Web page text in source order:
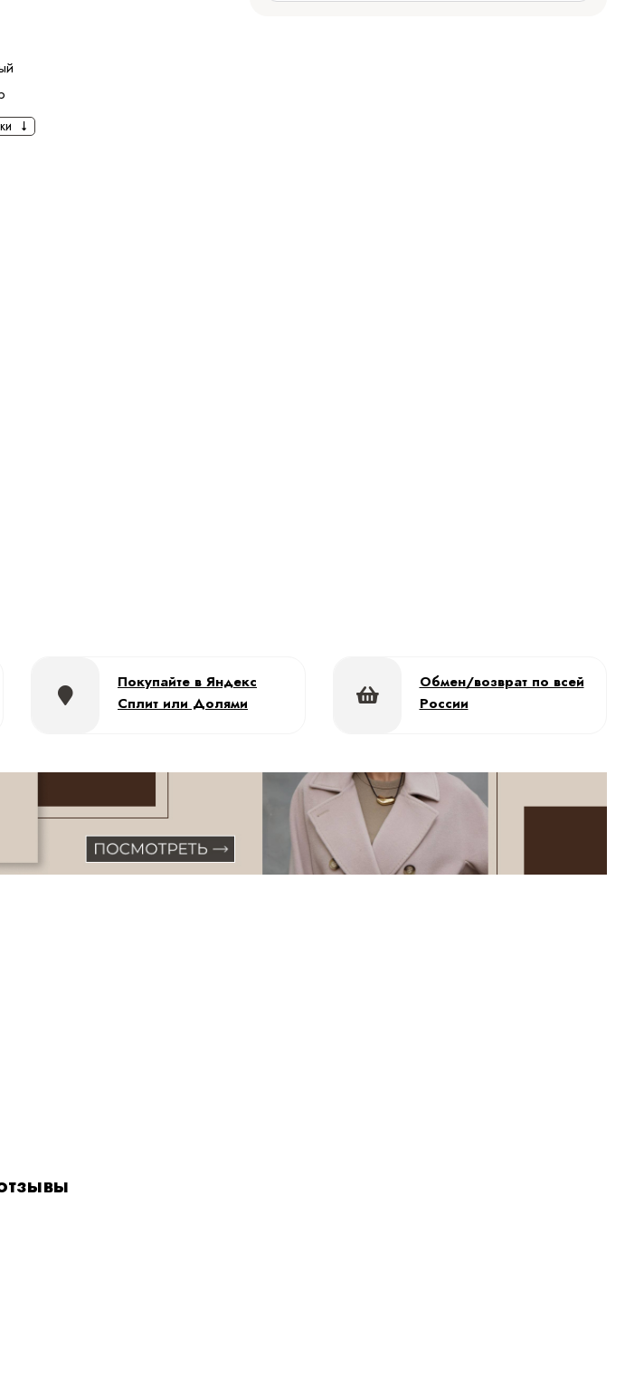
Покупайте в Яндекс
Сплит или Долями
Обмен/возврат по всей
России